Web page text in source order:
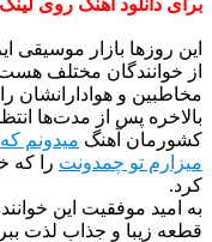
این روزها بازار موسیقی
از خوانندگان مختلف
مخاطبین و هوادارانشان
بالاخره پس از مدت‌ها
کشورمان آهنگ میدونم
میزارم تو چمدونت را که
کرد.
به امید موفقیت این
قطعه زیبا و جذاب لذت